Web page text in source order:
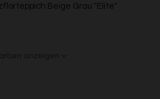
Beige Grau "Elite"